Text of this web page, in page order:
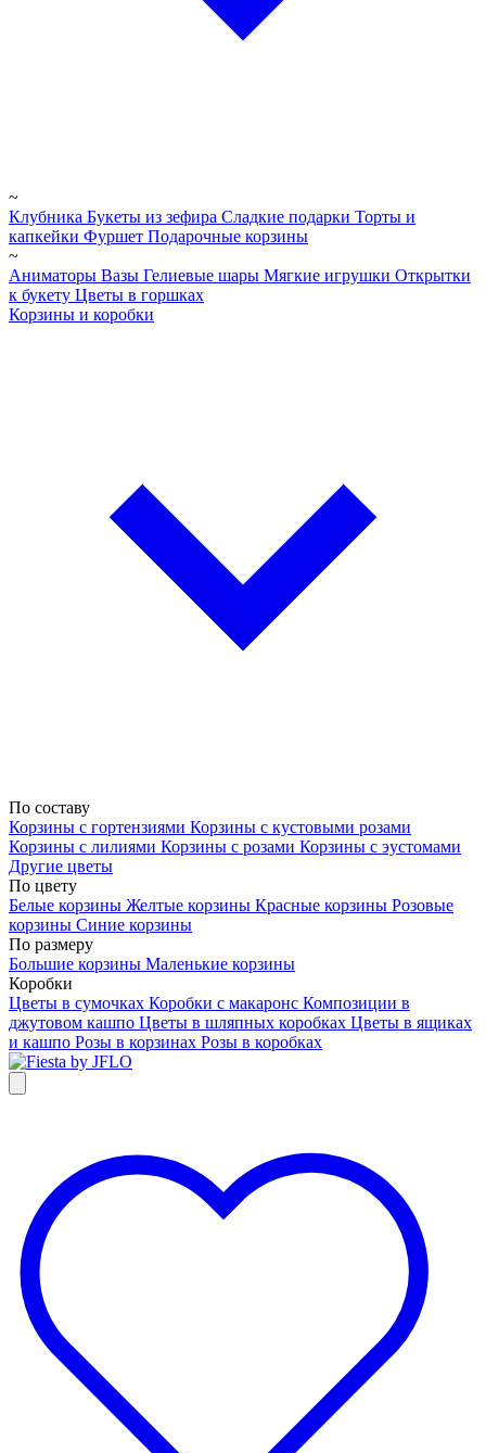
~
Клубника Букеты из зефира Сладкие подарки Торты и
капкейки Фуршет Подарочные корзины
~
Аниматоры Вазы Гелиевые шары Мягкие игрушки Открытки
к букету Цветы в горшках
Корзины и коробки
По составу
Корзины с гортензиями Корзины с кустовыми розами
Корзины с лилиями Корзины с розами Корзины с эустомами
Другие цветы
По цвету
Белые корзины Желтые корзины Красные корзины Розовые
корзины Синие корзины
По размеру
Большие корзины Маленькие корзины
Коробки
Цветы в сумочках Коробки с макаронс Композиции в
джутовом кашпо Цветы в шляпных коробках Цветы в ящиках
и кашпо Розы в корзинах Розы в коробках